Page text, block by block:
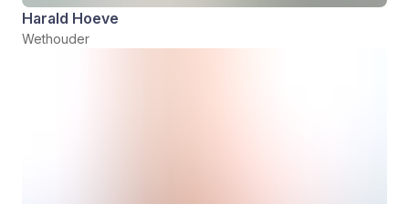
Harald Hoeve
Wethouder